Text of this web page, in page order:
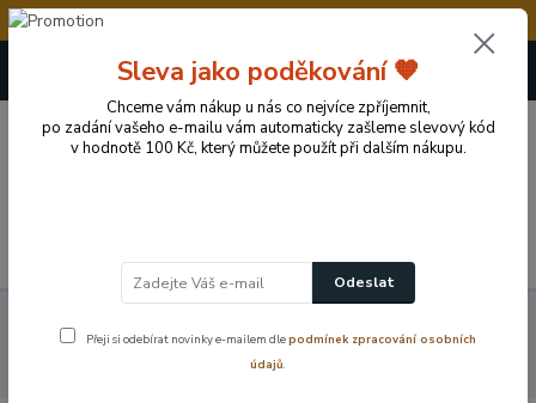
💥Vážení zákazníci, v době od 8.8. - 15.8.2026
+420 724 722 973
(Po-Pá, 09-17 hod.)
0 Kč
příslušenství k WC
Flexi napojení k WC, Alca, A970 – univerzální
Sleva jako poděkování 🧡
Chceme vám nákup u nás co nejvíce zpříjemnit,
po zadání vašeho e-mailu vám automaticky zašleme slevový kód
v hodnotě 100 Kč, který můžete použít při dalším nákupu.
Odeslat
Přeji si odebírat novinky e-mailem dlepodmínek zpracování osobních
údajů.